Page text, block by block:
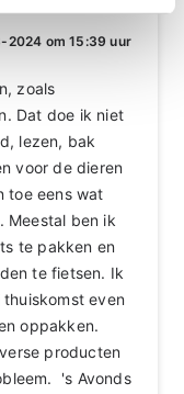
2024 om 15:39 uur
zoals
Dat doe ik niet
lezen, bak
voor de dieren
toe eens wat
Meestal ben ik
te pakken en
te fietsen. Ik
even
oppakken.
producten
's Avonds